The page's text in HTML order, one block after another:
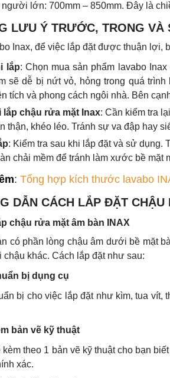
người lớn: 700mm – 850mm. Đây là
LƯU Ý TRƯỚC, TRONG
Inax, để việc lắp đặt được thuận lợi,
lắp: Chọn mua sản phẩm lavabo
sẽ dễ bị nứt vỏ, hỏng trong quá
tích và phong cách ngôi nhà. Bên
lắp chậu rửa mặt Inax: Cần kiểm tra
thận, khéo léo. Tránh sự va đập hay
: Kiểm tra sau khi lắp đặt và sử dụng.
chải mềm để tránh làm xước bề mặt
:Tổng hợp kích thước lavabo
DẪN CÁCH LẮP ĐẶT CHẬU
chậu rửa mặt âm bàn INAX
có phần lòng chậu âm dưới bề mặt
chậu khác. Cách lắp đặt như sau:
bị dụng cụ
bị cho việc lắp đặt như kìm, tua vít,
bản vẽ kỹ thuật
kèm theo 1 bản vẽ kỹ thuật cho bạn
xác.